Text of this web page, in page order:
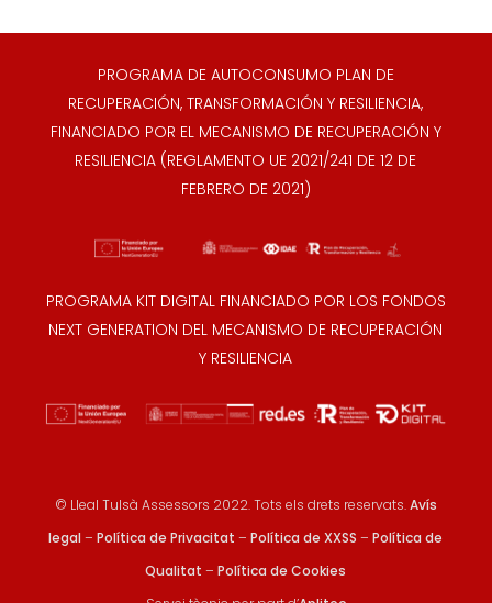
PROGRAMA DE AUTOCONSUMO PLAN DE
RECUPERACIÓN, TRANSFORMACIÓN Y RESILIENCIA,
FINANCIADO POR EL MECANISMO DE RECUPERACIÓN Y
RESILIENCIA (REGLAMENTO UE 2021/241 DE 12 DE
FEBRERO DE 2021)
PROGRAMA KIT DIGITAL FINANCIADO POR LOS FONDOS
NEXT GENERATION DEL MECANISMO DE RECUPERACIÓN
Y RESILIENCIA
© Lleal Tulsà Assessors 2022. Tots els drets reservats.Avís
legal–Política de Privacitat –Política de XXSS –Política de
Qualitat –Política de Cookies